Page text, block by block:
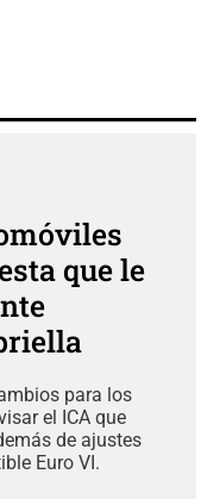
que le
para los
el ICA que
de ajustes
Euro VI.